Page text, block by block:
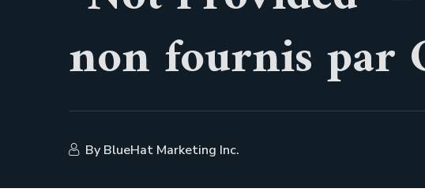
non fournis par
By BlueHat Marketing Inc.